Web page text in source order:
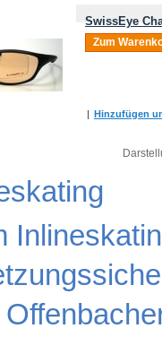
SwissEye
Zum
| Hinzufügen